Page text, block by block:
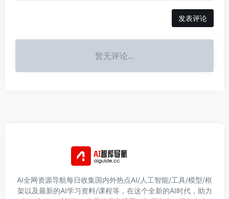
发表评论
暂无评论...
AI全网资源导航每日收集国内外热点AI/人工智能/工具/模型/框
架以及最新的AI学习资料/课程等，在这个全新的AI时代，助力